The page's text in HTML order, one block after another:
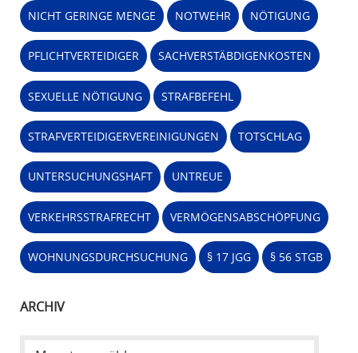
NICHT GERINGE MENGE NOTWEHR NÖTIGUNG
PFLICHTVERTEIDIGER SACHVERSTÄBDIGENKOSTEN
SEXUELLE NÖTIGUNG STRAFBEFEHL
STRAFVERTEIDIGERVEREINIGUNGEN TOTSCHLAG
UNTERSUCHUNGSHAFT UNTREUE
VERKEHRSSTRAFRECHT VERMÖGENSABSCHÖPFUNG
WOHNUNGSDURCHSUCHUNG § 17 JGG § 56 STGB
ARCHIV